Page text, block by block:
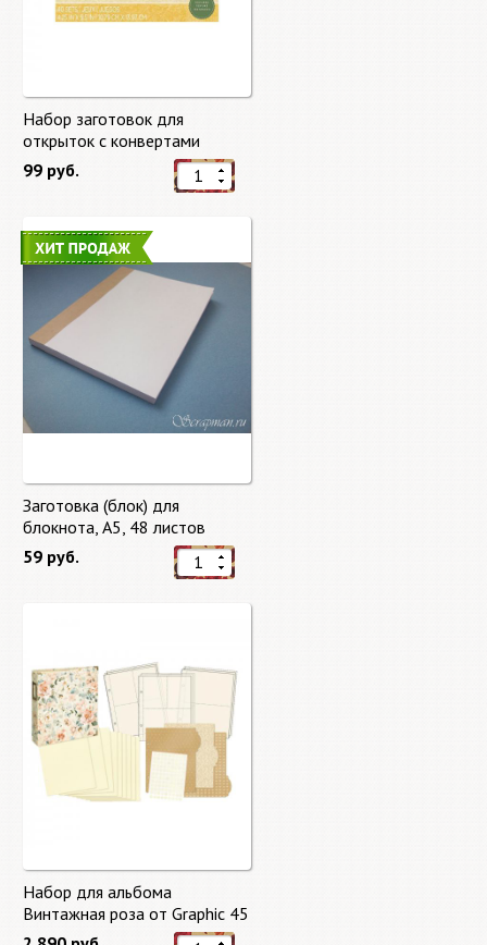
Набор заготовок для
открыток с конвертами
Старый мир (Old World) от
DCWV
99 руб.
Заготовка (блок) для
блокнота, А5, 48 листов
59 руб.
Набор для альбома
Винтажная роза от Graphic 45